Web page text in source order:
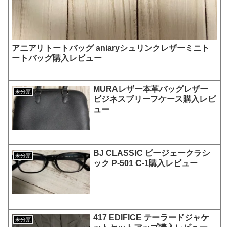
アニアリトートバッグ aniaryシュリンクレザーミニト
ートバッグ購入レビュー
未分類
MURAレザー本革バッグレザー
ビジネスブリーフケース購入レビ
ュー
未分類
BJ CLASSIC ビージェークラシ
ック P-501 C-1購入レビュー
未分類
417 EDIFICE テーラードジャケ